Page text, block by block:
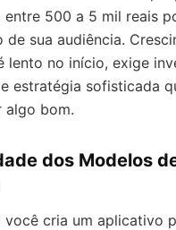
500 a 5 mil reais
de sua audiência.
lento no início, exige
estratégia sofisticada
algo bom.
dos Modelos
você cria um aplicativo